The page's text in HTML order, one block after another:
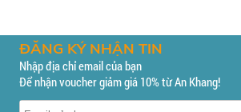
ĐĂNG KÝ NHẬN TIN
Nhập địa chỉ email của bạn
Để nhận voucher giảm giá 10% từ An Khang!